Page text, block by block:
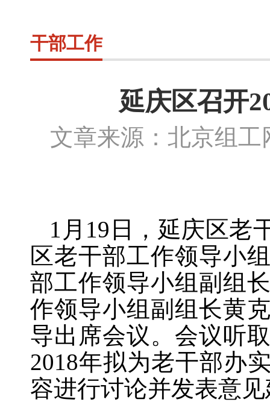
干部工作
延庆区召开
文章来源：北京
1月19日，延庆区老
区老干部工作领导小
部工作领导小组副组
作领导小组副组长黄
导出席会议。会议听
2018年拟为老干部办
容进行讨论并发表意